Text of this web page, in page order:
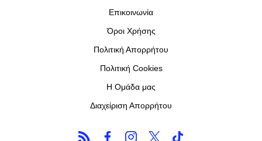
Επικοινωνία
Όροι Χρήσης
Πολιτική Απορρήτου
Πολιτική Cookies
Η Ομάδα μας
Διαχείριση Απορρήτου